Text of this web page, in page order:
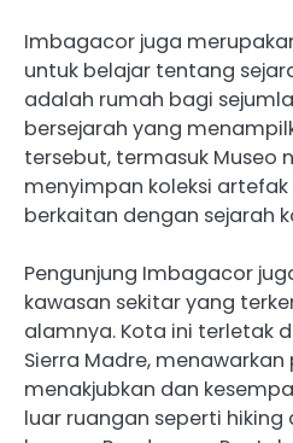
Imbagacor juga
untuk belajar tentang
adalah rumah bagi
bersejarah yang
tersebut, termasuk Museo
menyimpan koleksi
berkaitan dengan sejarah
Pengunjung Imbagacor
kawasan sekitar yang
alamnya. Kota ini terletak
Sierra Madre,
menakjubkan dan
luar ruangan seperti